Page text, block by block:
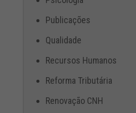
Publicações
Qualidade
Recursos Humanos
Reforma Tributária
Renovação CNH